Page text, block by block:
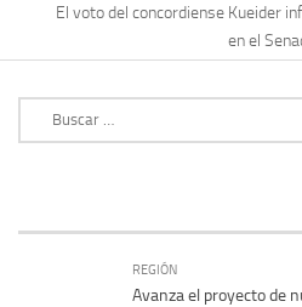
El voto del concordiense Kueider
en el
REGIÓN
Avanza el proyecto de